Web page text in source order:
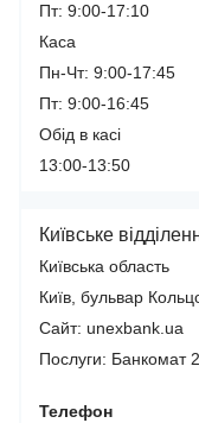
Пт: 9:00-17:10
Каса
Пн-Чт: 9:00-17:45
Пт: 9:00-16:45
Обід в касі
13:00-13:50
Київське
Київська область
Київ, бульвар
Сайт: unexbank.ua
Послуги: Банкомат
Телефон